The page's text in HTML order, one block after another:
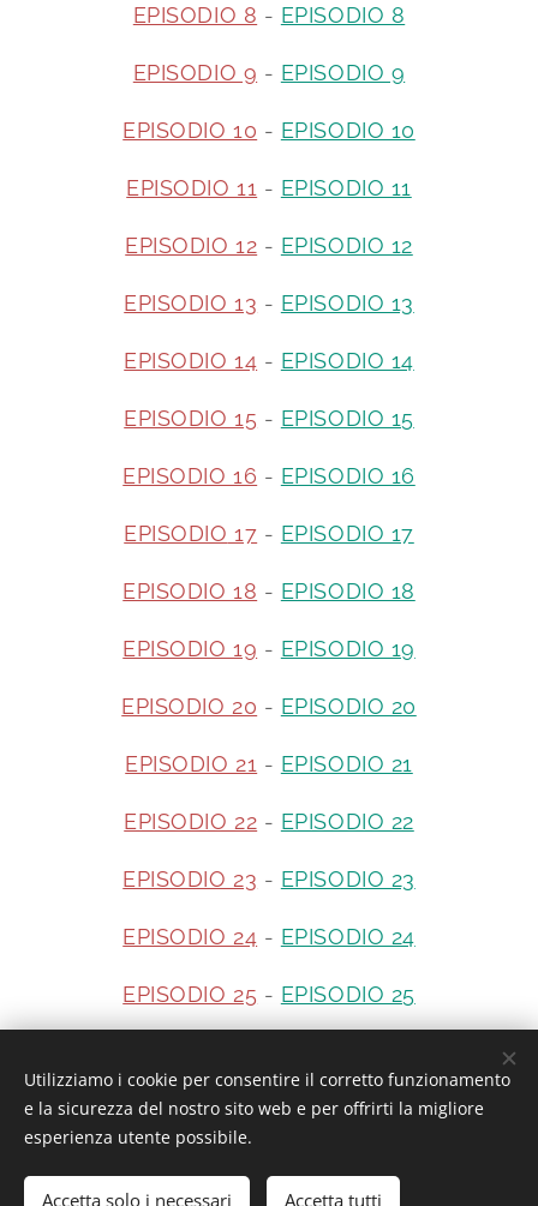
EPISODIO 8 - EPISODIO 8
EPISODIO 9 - EPISODIO 9
EPISODIO 10 - EPISODIO 10
EPISODIO 11 - EPISODIO 11
EPISODIO 12 - EPISODIO 12
EPISODIO 13 - EPISODIO 13
EPISODIO 14 - EPISODIO 14
EPISODIO 15 - EPISODIO 15
EPISODIO 16 - EPISODIO 16
EPISODIO 17 - EPISODIO 17
EPISODIO 18 - EPISODIO 18
EPISODIO 19 - EPISODIO 19
EPISODIO 20 - EPISODIO 20
EPISODIO 21 - EPISODIO 21
EPISODIO 22 - EPISODIO 22
EPISODIO 23 - EPISODIO 23
EPISODIO 24 - EPISODIO 24
EPISODIO 25 - EPISODIO 25
Interesting or Not?
Utilizziamo i cookie per consentire il corretto funzionamento
e la sicurezza del nostro sito web e per offrirti la migliore
esperienza utente possibile.
Accetta solo i necessari Accetta tutti